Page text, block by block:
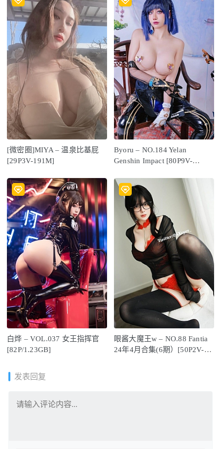
[微密圈]MIYA – 温泉比基屁
[29P3V-191M]
Byoru – NO.184 Yelan
Genshin Impact [80P9V-
白烨 – VOL.037 女王指挥官
[82P/1.23GB]
眼酱大魔王w – NO.88 Fantia
24年4月合集(6期）[50P2V-
发表回复